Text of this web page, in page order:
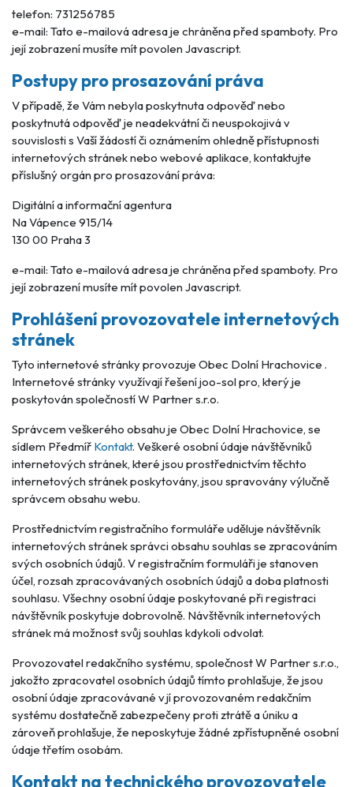
telefon: 731256785
e-mail: Tato e-mailová adresa je chráněna před spamboty. Pro
její zobrazení musíte mít povolen Javascript.
Postupy pro prosazování práva
V případě, že Vám nebyla poskytnuta odpověď nebo
poskytnutá odpověď je neadekvátní či neuspokojivá v
souvislosti s Vaší žádostí či oznámením ohledně přístupnosti
internetových stránek nebo webové aplikace, kontaktujte
příslušný orgán pro prosazování práva:
Digitální a informační agentura
Na Vápence 915/14
130 00 Praha 3
e-mail: Tato e-mailová adresa je chráněna před spamboty. Pro
její zobrazení musíte mít povolen Javascript.
Prohlášení provozovatele internetových
stránek
Tyto internetové stránky provozuje Obec Dolní Hrachovice .
Internetové stránky využívají řešení joo-sol pro, který je
poskytován společností W Partner s.r.o.
Správcem veškerého obsahu je Obec Dolní Hrachovice, se
sídlem Předmíř Kontakt. Veškeré osobní údaje návštěvníků
internetových stránek, které jsou prostřednictvím těchto
internetových stránek poskytovány, jsou spravovány výlučně
správcem obsahu webu.
Prostřednictvím registračního formuláře uděluje návštěvník
internetových stránek správci obsahu souhlas se zpracováním
svých osobních údajů. V registračním formuláři je stanoven
účel, rozsah zpracovávaných osobních údajů a doba platnosti
souhlasu. Všechny osobní údaje poskytované při registraci
návštěvník poskytuje dobrovolně. Návštěvník internetových
stránek má možnost svůj souhlas kdykoli odvolat.
Provozovatel redakčního systému, společnost W Partner s.r.o.,
jakožto zpracovatel osobních údajů tímto prohlašuje, že jsou
osobní údaje zpracovávané v jí provozovaném redakčním
systému dostatečně zabezpečeny proti ztrátě a úniku a
zároveň prohlašuje, že neposkytuje žádné zpřístupněné osobní
údaje třetím osobám.
Kontakt na technického provozovatele